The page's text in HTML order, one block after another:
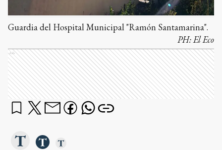
Guardia del Hospital Municipal "Ramón Santamarina".
PH:El Eco
Ads